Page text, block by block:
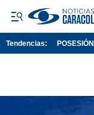
Tendencias: